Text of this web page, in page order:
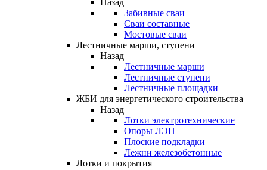
Назад
Забивные сваи
Сваи составные
Мостовые сваи
Лестничные марши, ступени
Назад
Лестничные марши
Лестничные ступени
Лестничные площадки
ЖБИ для энергетического строительства
Назад
Лотки электротехнические
Опоры ЛЭП
Плоские подкладки
Лежни железобетонные
Лотки и покрытия